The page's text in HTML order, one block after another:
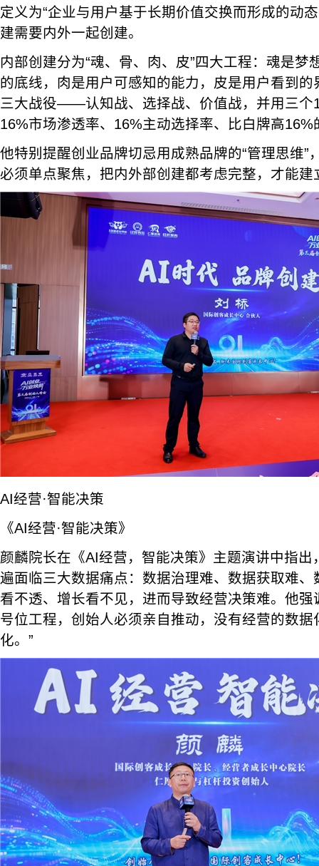
定义为“企业与用户基于长期价值交换而形成的动
建需要内外一起创建。
内部创建分为“魂、骨、肉、皮”四大工程：魂是梦
的底线，肉是用户可感知的能力，皮是用户看到
三大战役——认知战、选择战、价值战，并用三个
16%市场渗透率、16%主动选择率、比白牌高16%
他特别提醒创业品牌切忌用成熟品牌的“管理思维”
必须单点聚焦，把内外部创建都考虑完整，才能建
AI经营·智能决策
《AI经营·智能决策》
颜麟院长在《AI经营，智能决策》主题演讲中指出
遍面临三大数据痛点：数据治理难、数据获取难
看不透、增长看不见，进而导致经营决策难。他强
号位工程，创始人必须亲自推动，没有经营的数
化。”